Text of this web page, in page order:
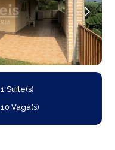
1 Suíte(s)
10 Vaga(s)